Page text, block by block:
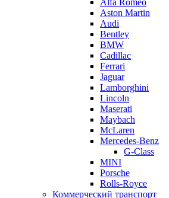
Alfa Romeo
Aston Martin
Audi
Bentley
BMW
Cadillac
Ferrari
Jaguar
Lamborghini
Lincoln
Maserati
Maybach
McLaren
Mercedes-Benz
G-Class
MINI
Porsche
Rolls-Royce
Коммерческий транспорт